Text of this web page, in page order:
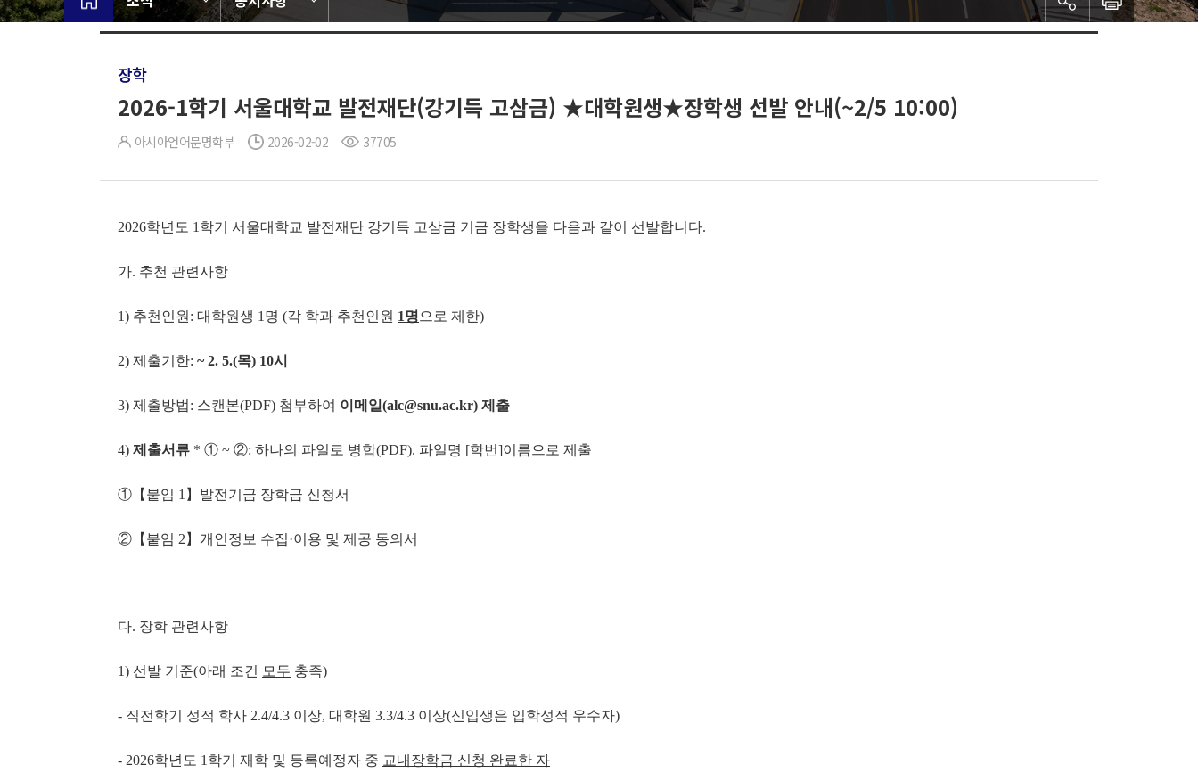
장학
2026-1학기 서울대학교 발전재단(강기득 고삼금) ★대학원생★장학생 선발 안내(~2/5 10:00)
아시아언어문명학부 2026-02-02 37705
2026학년도 1학기 서울대학교 발전재단 강기득 고삼금 기금 장학생을 다음과 같이 선발합니다.
가. 추천 관련사항
1) 추천인원: 대학원생 1명 (각 학과 추천인원 1명으로 제한)
2) 제출기한: ~ 2. 5.(목) 10시
3) 제출방법: 스캔본(PDF) 첨부하여 이메일(alc@snu.ac.kr) 제출
4) 제출서류 * ① ~ ②: 하나의 파일로 병합(PDF). 파일명 [학번]이름으로 제출
①【붙임 1】발전기금 장학금 신청서
②【붙임 2】개인정보 수집·이용 및 제공 동의서
다. 장학 관련사항
1) 선발 기준(아래 조건 모두 충족)
- 직전학기 성적 학사 2.4/4.3 이상, 대학원 3.3/4.3 이상(신입생은 입학성적 우수자)
- 2026학년도 1학기 재학 및 등록예정자 중 교내장학금 신청 완료한 자